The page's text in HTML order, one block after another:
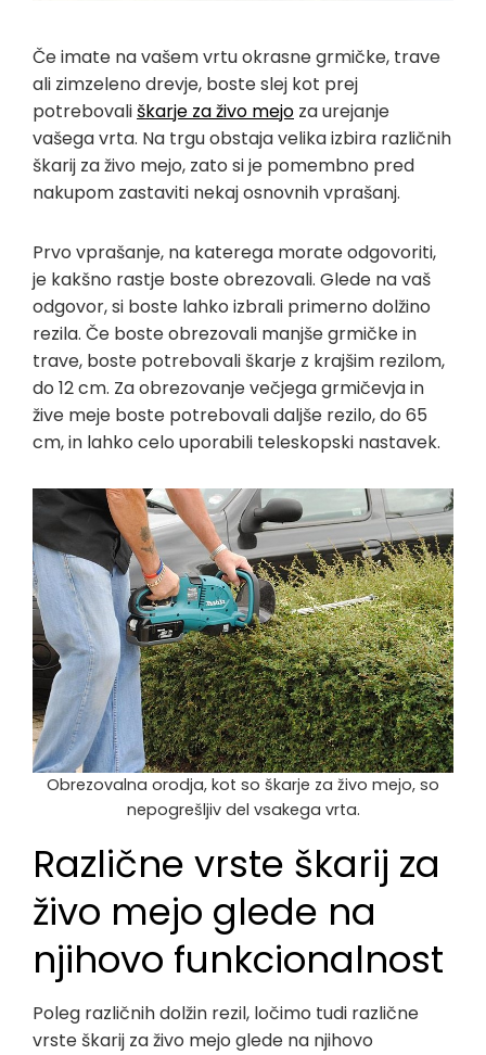
Če imate na vašem vrtu okrasne grmičke, trave
ali zimzeleno drevje, boste slej kot prej
potrebovališkarje za živo mejo za urejanje
vašega vrta. Na trgu obstaja velika izbira različnih
škarij za živo mejo, zato si je pomembno pred
nakupom zastaviti nekaj osnovnih vprašanj.
Prvo vprašanje, na katerega morate odgovoriti,
je kakšno rastje boste obrezovali. Glede na vaš
odgovor, si boste lahko izbrali primerno dolžino
rezila. Če boste obrezovali manjše grmičke in
trave, boste potrebovali škarje z krajšim rezilom,
do 12 cm. Za obrezovanje večjega grmičevja in
žive meje boste potrebovali daljše rezilo, do 65
cm, in lahko celo uporabili teleskopski nastavek.
Obrezovalna orodja, kot so škarje za živo mejo, so
nepogrešljiv del vsakega vrta.
Različne vrste škarij za
živo mejo glede na
njihovo funkcionalnost
Poleg različnih dolžin rezil, ločimo tudi različne
vrste škarij za živo mejo glede na njihovo